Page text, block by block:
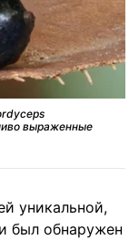
выраженные
уникальной,
был обнаружен